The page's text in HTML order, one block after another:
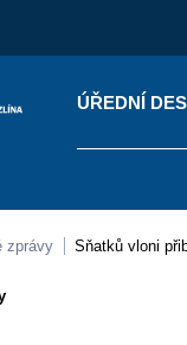
ÚŘEDNÍ
zprávy Sňatků vloni